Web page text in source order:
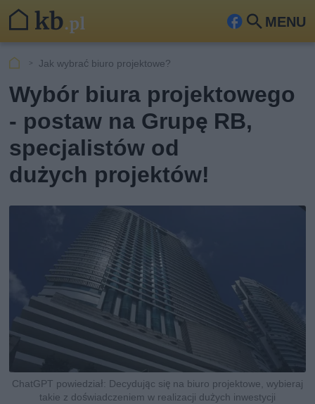
MENU
Fa Szu
Jak wybrać biuro projektowe?
Wybór biura projektowego
- postaw na Grupę RB,
specjalistów od
dużych projektów!
ChatGPT powiedział: Decydując się na biuro projektowe, wybieraj
takie z doświadczeniem w realizacji dużych inwestycji